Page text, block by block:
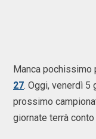
Manca pochissimo
27. Oggi, venerdì 5
prossimo
giornate terrà